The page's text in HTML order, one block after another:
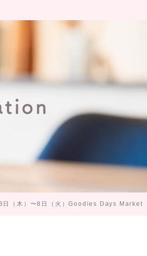
日（木）〜8日（火）Goodies Days Market